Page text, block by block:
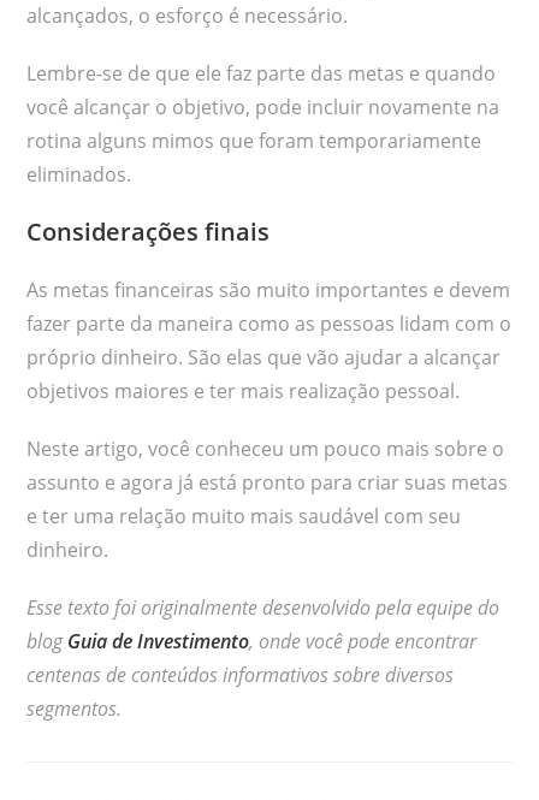
alcançados, o esforço é necessário.
Lembre-se de que ele faz parte das metas e quando
você alcançar o objetivo, pode incluir novamente na
rotina alguns mimos que foram temporariamente
eliminados.
Considerações finais
As metas financeiras são muito importantes e devem
fazer parte da maneira como as pessoas lidam com o
próprio dinheiro. São elas que vão ajudar a alcançar
objetivos maiores e ter mais realização pessoal.
Neste artigo, você conheceu um pouco mais sobre o
assunto e agora já está pronto para criar suas metas
e ter uma relação muito mais saudável com seu
dinheiro.
Esse texto foi originalmente desenvolvido pela equipe do
blogGuia de Investimento, onde você pode encontrar
centenas de conteúdos informativos sobre diversos
segmentos.